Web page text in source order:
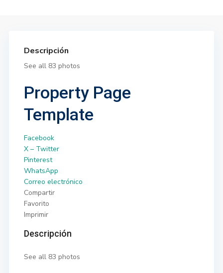
Descripción
See all 83 photos
Property Page
Template
Facebook
X – Twitter
Pinterest
WhatsApp
Correo electrónico
Compartir
Favorito
Imprimir
Descripción
See all 83 photos